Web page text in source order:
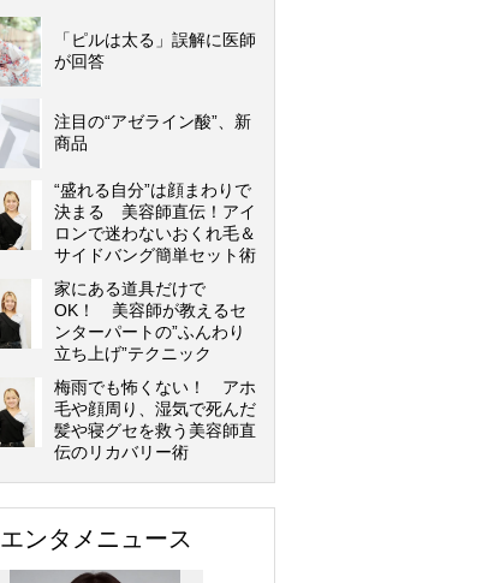
「ピルは太る」誤解に医師
が回答
注目の“アゼライン酸”、新
商品
“盛れる自分”は顔まわりで
決まる 美容師直伝！アイ
ロンで迷わないおくれ毛＆
サイドバング簡単セット術
家にある道具だけで
OK！ 美容師が教えるセ
ンターパートの”ふんわり
立ち上げ”テクニック
梅雨でも怖くない！ アホ
毛や顔周り、湿気で死んだ
髪や寝グセを救う美容師直
伝のリカバリー術
エンタメニュース